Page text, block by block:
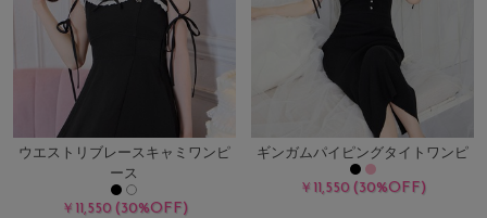
ウエストリブレースキャミワンピ
ース
￥11,550(30%OFF)
ギンガムパイピングタイトワンピ
￥11,550(30%OFF)